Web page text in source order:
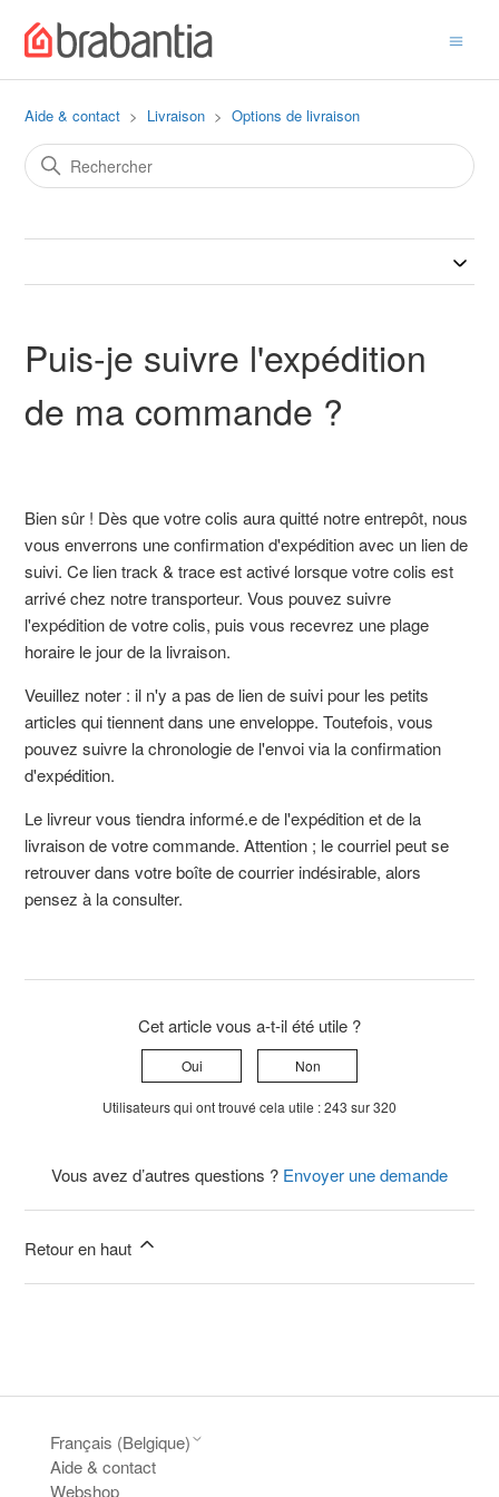
Aide & contact Livraison Options de livraison
Puis-je suivre l'expédition
de ma commande ?
Bien sûr ! Dès que votre colis aura quitté notre entrepôt, nous
vous enverrons une confirmation d'expédition avec un lien de
suivi. Ce lien track & trace est activé lorsque votre colis est
arrivé chez notre transporteur. Vous pouvez suivre
l'expédition de votre colis, puis vous recevrez une plage
horaire le jour de la livraison.
Veuillez noter : il n'y a pas de lien de suivi pour les petits
articles qui tiennent dans une enveloppe. Toutefois, vous
pouvez suivre la chronologie de l'envoi via la confirmation
d'expédition.
Le livreur vous tiendra informé.e de l'expédition et de la
livraison de votre commande. Attention ; le courriel peut se
retrouver dans votre boîte de courrier indésirable, alors
pensez à la consulter.
Cet article vous a-t-il été utile ?
Oui Non
Utilisateurs qui ont trouvé cela utile : 243 sur 320
Vous avez d’autres questions ? Envoyer une demande
Retour en haut
Français (Belgique)
Aide & contact
Webshop